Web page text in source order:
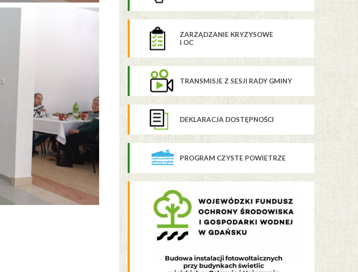
ZARZĄDZANIE KRYZYSOWE
I OC
TRANSMISJE Z SESJI RADY GMINY
DEKLARACJA DOSTĘPNOŚCI
PROGRAM CZYSTE POWIETRZE